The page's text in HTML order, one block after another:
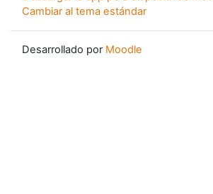
Cambiar al tema estándar
Desarrollado por Moodle